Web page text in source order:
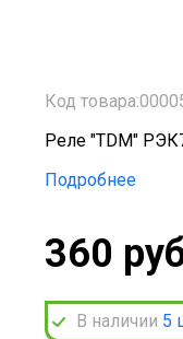
Код
Реле "TDM"
Подробнее
360
В наличии 5